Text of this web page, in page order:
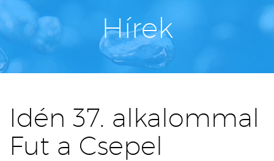
Hírek
Idén 37. alkalommal
Fut a Csepel